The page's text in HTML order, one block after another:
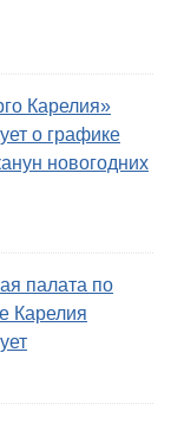
Карелия»
о графике
новогодних
палата по
Карелия